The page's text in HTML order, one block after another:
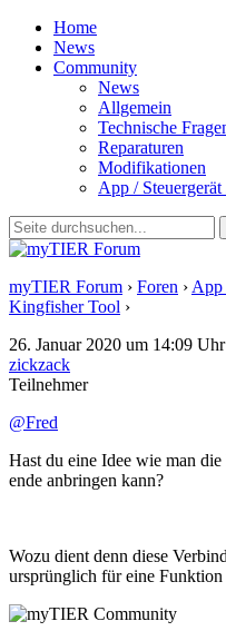
Home
News
Community
News
Allgemein
Technische
Reparaturen
Modifikationen
App /
myTIER Forum › Foren › App
Kingfisher Tool ›
26. Januar 2020 um 14:09 Uhr
zickzack
Teilnehmer
@Fred
Hast du eine Idee wie man
ende anbringen kann?
Wozu dient denn diese
ursprünglich für eine Funktion